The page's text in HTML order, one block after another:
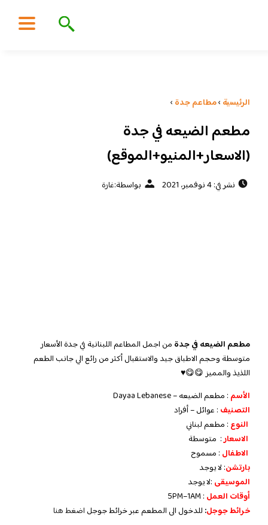
الرئيسية ›مطاعم جدة ›
مطعم الضيعه في جدة
(الاسعار+المنيو+الموقع)
نشر في: 4 نوفمبر، 2021 بواسطة:غارة
مطعم الضيعه في جدة من اجمل المطاعم اللبنانية في جدة الأسعار
متوسطة وحجم الاطباق جيد والاستقبال أكثر من رائع الي جانب الطعم
اللذيذ والمميز 😋😋♥️
الأسم : مطعم الضيعه – Dayaa Lebanese
التصنيف : عوائل – أفراد
النوع : مطعم لبناني
الاسعار: متوسطة
الاطفال : مسموح
بارتشن: لا يوجد
الموسيقى :لا يوجد
‏أوقات العمل : 5PM–1AM
خرائط جوجل: للدخول الى المطعم عبر خرائط جوجل اضغط هنا